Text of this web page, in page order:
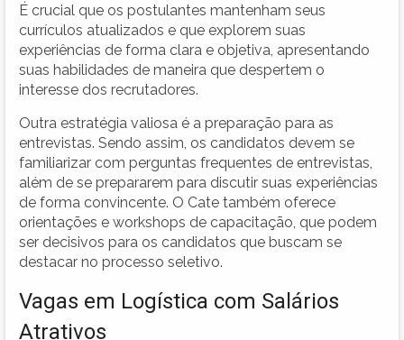
É crucial que os postulantes mantenham seus
currículos atualizados e que explorem suas
experiências de forma clara e objetiva, apresentando
suas habilidades de maneira que despertem o
interesse dos recrutadores.
Outra estratégia valiosa é a preparação para as
entrevistas. Sendo assim, os candidatos devem se
familiarizar com perguntas frequentes de entrevistas,
além de se prepararem para discutir suas experiências
de forma convincente. O Cate também oferece
orientações e workshops de capacitação, que podem
ser decisivos para os candidatos que buscam se
destacar no processo seletivo.
Vagas em Logística com Salários
Atrativos